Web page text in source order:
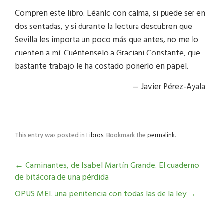
Compren este libro. Léanlo con calma, si puede ser en
dos sentadas, y si durante la lectura descubren que
Sevilla les importa un poco más que antes, no me lo
cuenten a mí. Cuéntenselo a Graciani Constante, que
bastante trabajo le ha costado ponerlo en papel.
— Javier Pérez-Ayala
This entry was posted inLibros. Bookmark thepermalink.
← Caminantes, de Isabel Martín Grande. El cuaderno
de bitácora de una pérdida
OPUS MEI: una penitencia con todas las de la ley →